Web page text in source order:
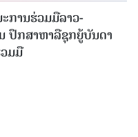
ການຮ່ວມມືລາວ-
ປຶກສາຫາລືຊຸກຍູ້ບັນດາ
ມມື